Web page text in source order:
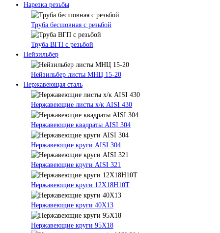
Нарезка резьбы
Труба бесшовная с резьбой
Труба ВГП с резьбой
Нейзильбер
Нейзильбер листы МНЦ 15-20
Нержавеющая сталь
Нержавеющие листы х/к AISI 430
Нержавеющие квадраты AISI 304
Нержавеющие круги AISI 304
Нержавеющие круги AISI 321
Нержавеющие круги 12Х18Н10Т
Нержавеющие круги 40Х13
Нержавеющие круги 95Х18